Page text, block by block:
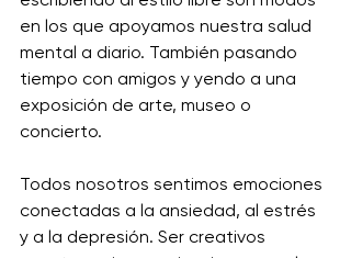
en los que apoyamos nuestra salud
mental a diario. También pasando
tiempo con amigos y yendo a una
exposición de arte, museo o
concierto.
Todos nosotros sentimos emociones
conectadas a la ansiedad, al estrés
y a la depresión. Ser creativos